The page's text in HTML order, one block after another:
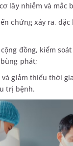
lây nhiễm và mắc
chứng xảy ra,
đồng, kiểm
phát;
và giảm thiểu thời
trị bệnh.